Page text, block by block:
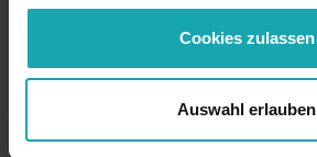
Cookies zulassen
Auswahl erlauben